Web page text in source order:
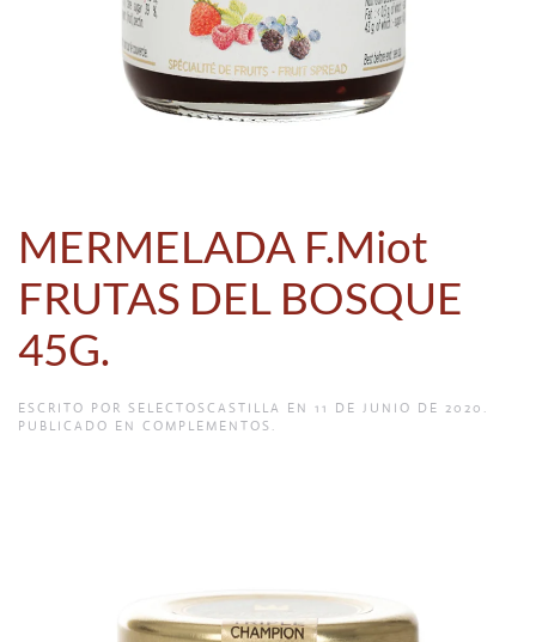
MERMELADA F.Miot
FRUTAS DEL BOSQUE
45G.
ESCRITO POR SELECTOSCASTILLA EN 11 DE JUNIO DE 2020
PUBLICADO EN COMPLEMENTOS